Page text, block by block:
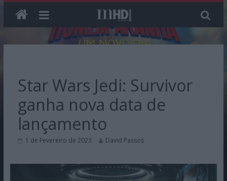
Star Wars Jedi: Survivor
ganha nova data de
lançamento
1 de Fevereiro de 2023 David Passos